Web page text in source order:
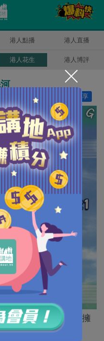
港人點播 港人直播
港人花生 港人博評
分享
讚好
芬蘭之後，第四個擁
嘅國家。//